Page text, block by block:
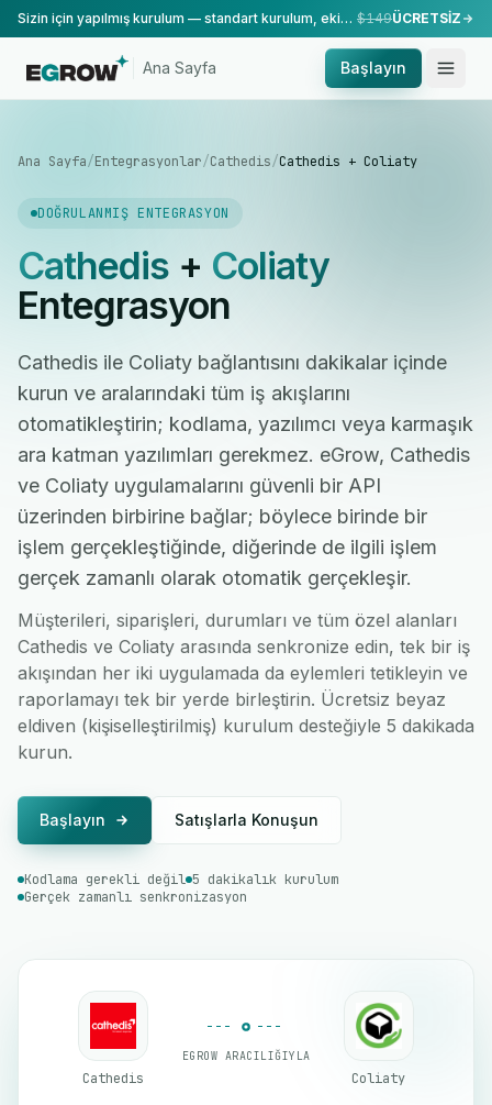
Sizin için yapılmış kurulum — standart kurulum, ekibimiz tarafından yapılır. $149ÜCRETSİZ
Ana Sayfa Başlayın
Ana Sayfa/Entegrasyonlar/Cathedis/Cathedis + Coliaty
DOĞRULANMIŞ ENTEGRASYON
Cathedis+ Coliaty
Entegrasyon
Cathedis ile Coliaty bağlantısını dakikalar içinde
kurun ve aralarındaki tüm iş akışlarını
otomatikleştirin; kodlama, yazılımcı veya karmaşık
ara katman yazılımları gerekmez. eGrow, Cathedis
ve Coliaty uygulamalarını güvenli bir API
üzerinden birbirine bağlar; böylece birinde bir
işlem gerçekleştiğinde, diğerinde de ilgili işlem
gerçek zamanlı olarak otomatik gerçekleşir.
Müşterileri, siparişleri, durumları ve tüm özel alanları
Cathedis ve Coliaty arasında senkronize edin, tek bir iş
akışından her iki uygulamada da eylemleri tetikleyin ve
raporlamayı tek bir yerde birleştirin. Ücretsiz beyaz
eldiven (kişiselleştirilmiş) kurulum desteğiyle 5 dakikada
kurun.
Başlayın Satışlarla Konuşun
Kodlama gerekli değil 5 dakikalık kurulum
Gerçek zamanlı senkronizasyon
Cathedis
EGROW ARACILIĞIYLA
Coliaty